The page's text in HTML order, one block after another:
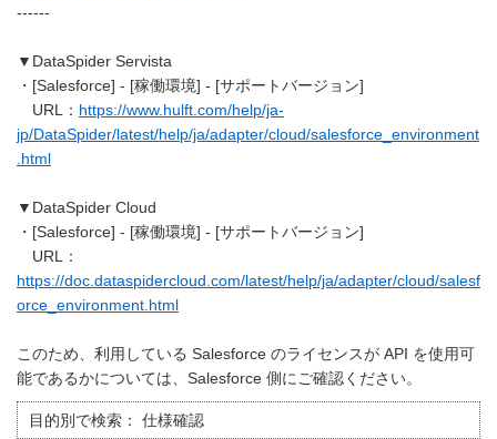
------
▼DataSpider Servista
・[Salesforce] - [稼働環境] - [サポートバージョン]
URL： https://www.hulft.com/help/ja-
jp/DataSpider/latest/help/ja/adapter/cloud/salesforce_environment
.html
▼DataSpider Cloud
・[Salesforce] - [稼働環境] - [サポートバージョン]
URL：
https://doc.dataspidercloud.com/latest/help/ja/adapter/cloud/salesf
orce_environment.html
このため、利用している Salesforce のライセンスが API を使用可
能であるかについては、Salesforce 側にご確認ください。
目的別で検索： 仕様確認